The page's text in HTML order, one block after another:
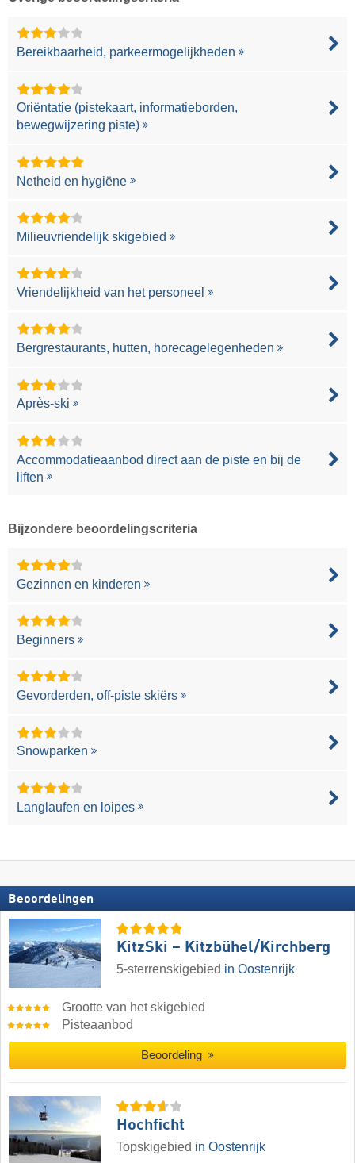
Bereikbaarheid, parkeermogelijkheden
Oriëntatie (pistekaart, informatieborden,
bewegwijzering piste)
Netheid en hygiëne
Milieuvriendelijk skigebied
Vriendelijkheid van het personeel
Bergrestaurants, hutten, horecagelegenheden
Après-ski
Accommodatieaanbod direct aan de piste en bij de
liften
Bijzondere beoordelingscriteria
Gezinnen en kinderen
Beginners
Gevorderden, off-piste skiërs
Snowparken
Langlaufen en loipes
Beoordelingen
KitzSki – Kitzbühel/​Kirchberg
5-sterrenskigebied in Oostenrijk
Grootte van het skigebied
Pisteaanbod
Beoordeling
Hochficht
Topskigebied in Oostenrijk